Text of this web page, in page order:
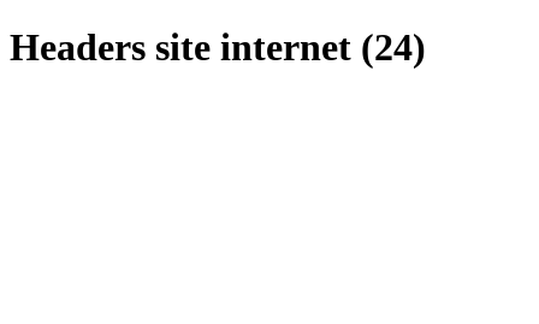
Headers site internet (24)